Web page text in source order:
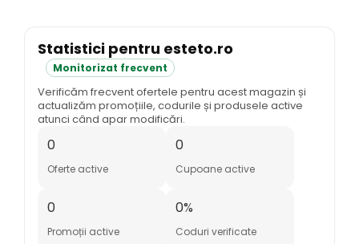
Statistici pentru esteto.ro
Monitorizat frecvent
Verificăm frecvent ofertele pentru acest magazin și
actualizăm promoțiile, codurile și produsele active
atunci când apar modificări.
0
Oferte active
0
Cupoane active
0
Promoții active
0%
Coduri verificate